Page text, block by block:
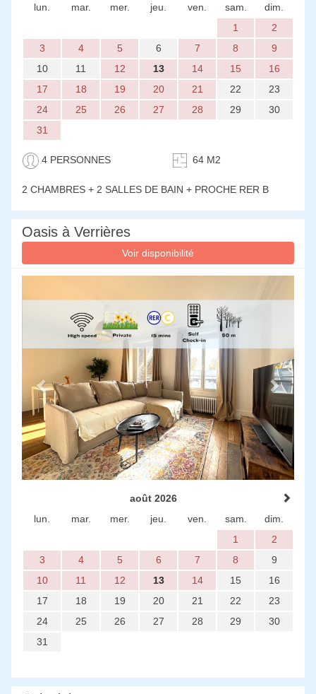
lun. mar. mer. jeu. ven. sam.
dim.
1
2
3
4 5 6 7 8
9
10
11 12 13 14 15
16
17
18 19 20 21 22
23
24
25 26 27 28 29
30
31
4 PERSONNES 64 M2
2 CHAMBRES + 2 SALLES DE BAIN + PROCHE RER B
Oasis à Verrières
Voir disponibilité
août 2026
lun.
mar. mer. jeu. ven. sam.
dim.
1
2
3
4 5 6 7 8
9
10
11 12 13 14 15
16
17
18 19 20 21 22
23
24
25 26 27 28 29
30
31